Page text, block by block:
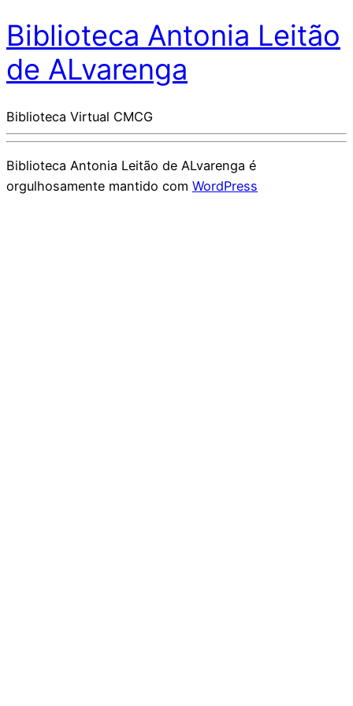
Biblioteca Antonia Leitão
de ALvarenga
Biblioteca Virtual CMCG
Biblioteca Antonia Leitão de ALvarenga é
orgulhosamente mantido com WordPress